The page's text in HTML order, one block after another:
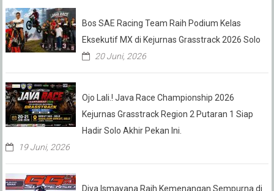
Bos SAE Racing Team Raih Podium Kelas
Eksekutif MX di Kejurnas Grasstrack 2026 Solo
20 Juni, 2026
Ojo Lali.! Java Race Championship 2026
Kejurnas Grasstrack Region 2 Putaran 1 Siap
Hadir Solo Akhir Pekan Ini.
19 Juni, 2026
Diva Ismayana Raih Kemenangan Sempurna di